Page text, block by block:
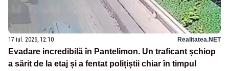
17 iul. 2026, 12:10 Realitatea.NET
Evadare incredibilă în Pantelimon. Un traficant șchiop
a sărit de la etaj și a fentat polițiștii chiar în timpul